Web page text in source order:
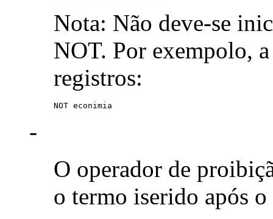
Nota: Não deve-se
NOT. Por exempolo,
registros:
NOT econimia
-
O operador de
o termo iserido após o